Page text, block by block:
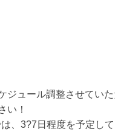
ジュール調整させてい
い！
、3?7日程度を予定し